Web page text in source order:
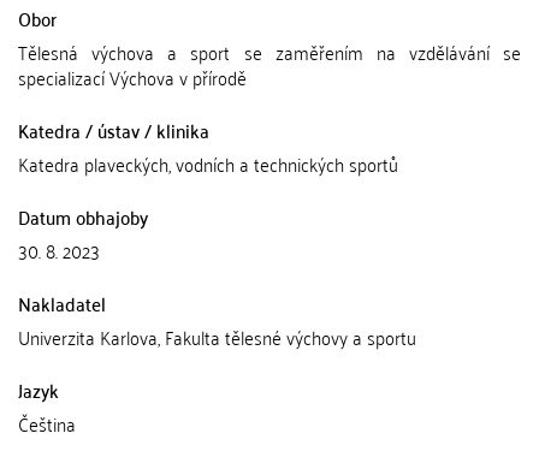
Obor
Tělesná výchova a sport se zaměřením na vzdělávání se
specializací Výchova v přírodě
Katedra / ústav / klinika
Katedra plaveckých, vodních a technických sportů
Datum obhajoby
30. 8. 2023
Nakladatel
Univerzita Karlova, Fakulta tělesné výchovy a sportu
Jazyk
Čeština